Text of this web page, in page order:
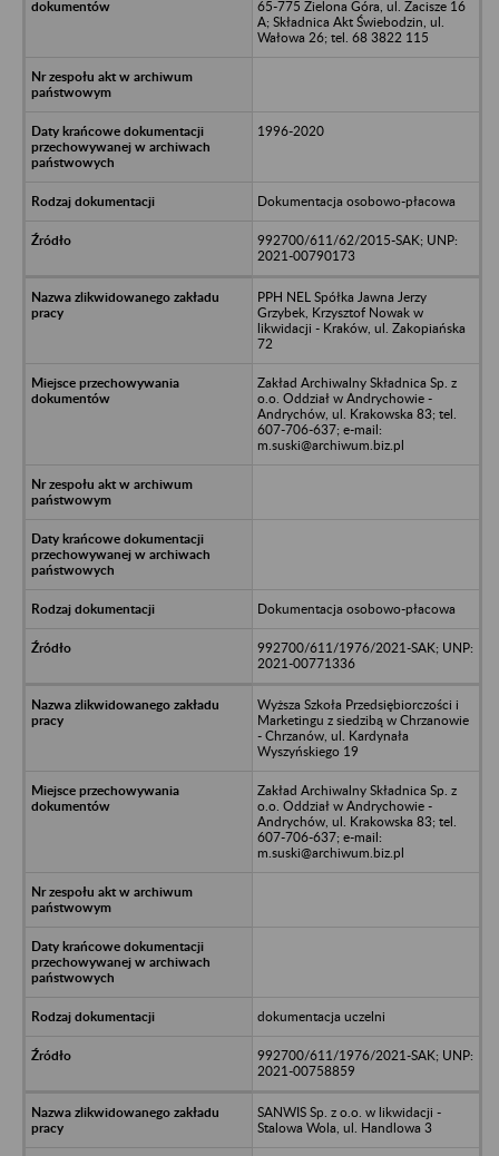
65-775 Zielona Góra, ul. Zacisze 16
A; Składnica Akt Świebodzin, ul.
Wałowa 26; tel. 68 3822 115
1996-2020
Dokumentacja osobowo-płacowa
992700/611/62/2015-SAK; UNP:
2021-00790173
PPH NEL Spółka Jawna Jerzy
Grzybek, Krzysztof Nowak w
likwidacji - Kraków, ul. Zakopiańska
72
Zakład Archiwalny Składnica Sp. z
o.o. Oddział w Andrychowie -
Andrychów, ul. Krakowska 83; tel.
607-706-637; e-mail:
m.suski@archiwum.biz.pl
Dokumentacja osobowo-płacowa
992700/611/1976/2021-SAK; UNP:
2021-00771336
Wyższa Szkoła Przedsiębiorczości i
Marketingu z siedzibą w Chrzanowie
- Chrzanów, ul. Kardynała
Wyszyńskiego 19
Zakład Archiwalny Składnica Sp. z
o.o. Oddział w Andrychowie -
Andrychów, ul. Krakowska 83; tel.
607-706-637; e-mail:
m.suski@archiwum.biz.pl
dokumentacja uczelni
992700/611/1976/2021-SAK; UNP:
2021-00758859
SANWIS Sp. z o.o. w likwidacji -
Stalowa Wola, ul. Handlowa 3